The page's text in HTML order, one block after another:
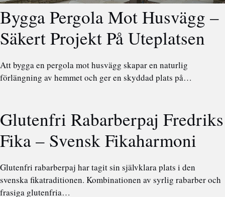
Bygga Pergola Mot Husvägg –
Säkert Projekt På Uteplatsen
Att bygga en pergola mot husvägg skapar en naturlig
förlängning av hemmet och ger en skyddad plats på…
Glutenfri Rabarberpaj Fredriks
Fika – Svensk Fikaharmoni
Glutenfri rabarberpaj har tagit sin självklara plats i den
svenska fikatraditionen. Kombinationen av syrlig rabarber och
frasiga glutenfria…